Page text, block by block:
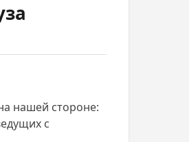
нашей стороне:
с